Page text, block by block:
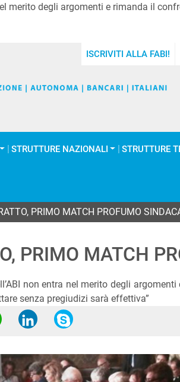
merito degli argomenti e rimanda il
ISCRIVITI ALLA FABI!
STRUTTURE NAZIONALI STRUTTURE
PRIMO MATCH PROFUMO
PRIMO MATCH
non entra nel merito degli
senza pregiudizi sarà effettiva”
WhatsApp
LinkedIn